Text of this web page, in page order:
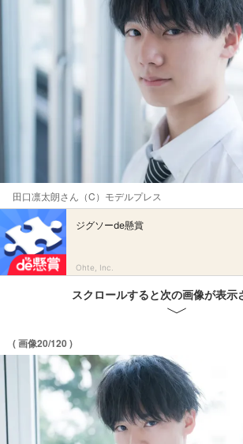
田口凛太朗さん（C）モデルプレス
ジグソーde懸賞
Ohte, Inc.
スクロールすると次の画像が表示
( 画像20/120 )